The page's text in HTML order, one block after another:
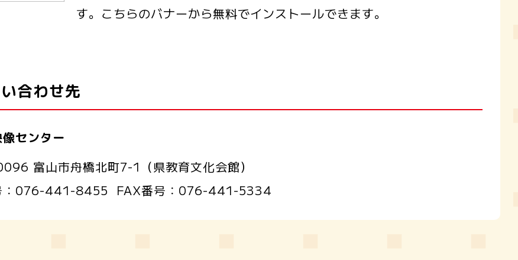
す。こちらのバナーから無料でインストールできます。
合わせ先
センター
富山市舟橋北町7-1（県教育文化会館）
076-441-8455 FAX番号： 076-441-5334